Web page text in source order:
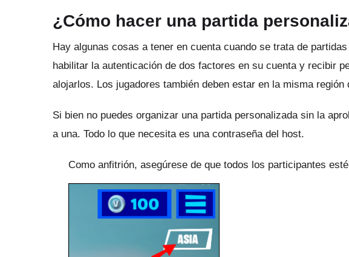
¿Cómo hacer una partida
Hay algunas cosas a tener en cuenta cuando se trata de
habilitar la autenticación de dos factores en su cuenta y recibir
alojarlos. Los jugadores también deben estar en la misma región
Si bien no puedes organizar una partida personalizada sin la
a una. Todo lo que necesita es una contraseña del host.
Como anfitrión, asegúrese de que todos los participantes